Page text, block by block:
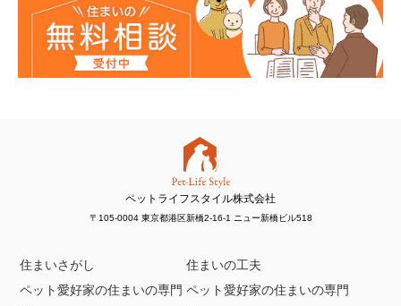
ペットライフスタイル株式会社
〒105-0004 東京都港区新橋2-16-1 ニュー新橋ビル518
住まいさがし
住まいの工夫
ペット愛好家の住まいの専門 ペット愛好家の住まいの専門